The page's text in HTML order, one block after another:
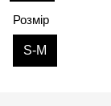
Розмір
S-M